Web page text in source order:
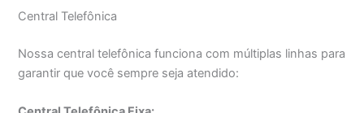
Central Telefônica
Nossa central telefônica funciona com múltiplas linhas para
garantir que você sempre seja atendido: